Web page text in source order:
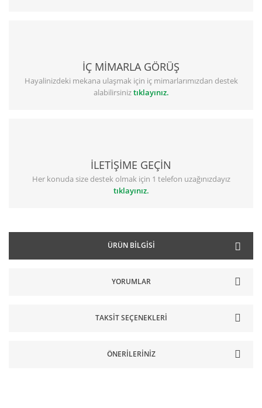
İÇ MİMARLA GÖRÜŞ
Hayalinizdeki mekana ulaşmak için iç mimarlarımızdan destek
alabilirsiniztıklayınız.
İLETİŞİME GEÇİN
Her konuda size destek olmak için 1 telefon uzağınızdayız
tıklayınız.
ÜRÜN BILGISI
YORUMLAR
TAKSIT SEÇENEKLERI
ÖNERILERINIZ